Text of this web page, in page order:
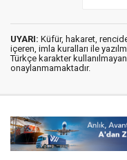
UYARI: Küfür, hakaret,
içeren, imla kuralları ile
Türkçe karakter
onaylanmamaktadır.